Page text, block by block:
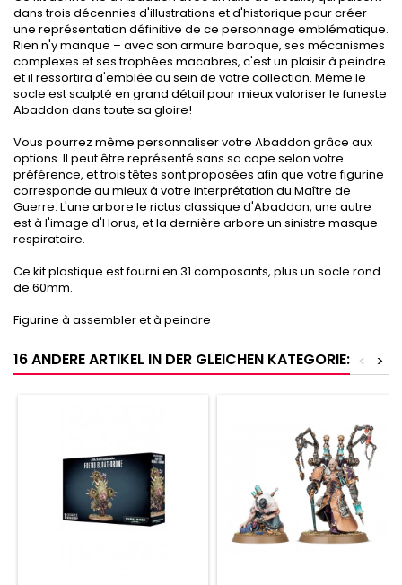
dans trois décennies d'illustrations et d'historique pour créer
une représentation définitive de ce personnage emblématique.
Rien n'y manque – avec son armure baroque, ses mécanismes
complexes et ses trophées macabres, c'est un plaisir à peindre
et il ressortira d'emblée au sein de votre collection. Même le
socle est sculpté en grand détail pour mieux valoriser le funeste
Abaddon dans toute sa gloire!
Vous pourrez même personnaliser votre Abaddon grâce aux
options. Il peut être représenté sans sa cape selon votre
préférence, et trois têtes sont proposées afin que votre figurine
corresponde au mieux à votre interprétation du Maître de
Guerre. L'une arbore le rictus classique d'Abaddon, une autre
est à l'image d'Horus, et la dernière arbore un sinistre masque
respiratoire.
Ce kit plastique est fourni en 31 composants, plus un socle rond
de 60mm.
Figurine à assembler et à peindre
16 ANDERE ARTIKEL IN DER GLEICHEN KATEGORIE: >
<